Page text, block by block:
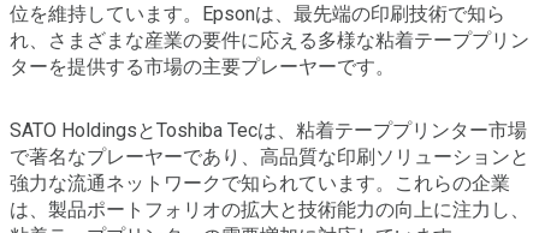
位を維持しています。Epsonは、最先端の印刷技術で知ら
れ、さまざまな産業の要件に応える多様な粘着テーププリン
ターを提供する市場の主要プレーヤーです。
SATO HoldingsとToshiba Tecは、粘着テーププリンター市場
で著名なプレーヤーであり、高品質な印刷ソリューションと
強力な流通ネットワークで知られています。これらの企業
は、製品ポートフォリオの拡大と技術能力の向上に注力し、